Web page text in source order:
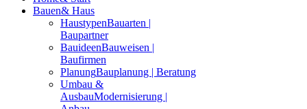
Bauen& Haus
HaustypenBauarten |
Baupartner
BauideenBauweisen |
Baufirmen
PlanungBauplanung | Beratung
Umbau &
AusbauModernisierung |